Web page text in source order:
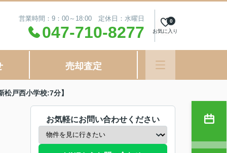
営業時間：9：00～18:00 定休日：水曜日
047-710-8277 お気に入り
0
売却査定
戸西小学校:7分】
お気軽にお問い合わせください